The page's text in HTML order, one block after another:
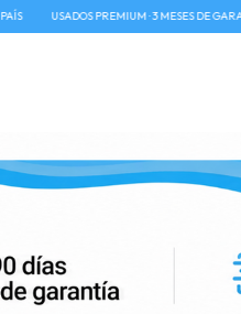
· 3 MESES DE GARANTÍA · ENVÍOS A